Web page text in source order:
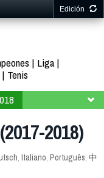
Edición
Liga
Tenis
2018)
, Italiano, Português, 中